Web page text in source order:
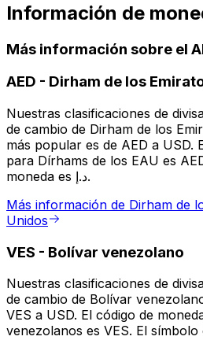
Información de
Más información sobre el
AED - Dirham de los
Nuestras clasificaciones de
de cambio de Dirham de los
más popular es de AED a USD.
para Dírhams de los EAU es
moneda es د.إ.
Más información de Dirham de
Unidos
VES - Bolívar venezolano
Nuestras clasificaciones de
de cambio de Bolívar
VES a USD. El código de
venezolanos es VES. El símbolo